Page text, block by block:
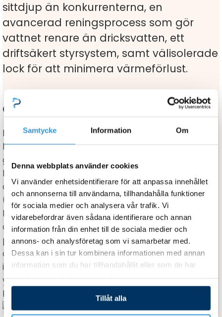
Samtycke Information Om
Denna webbplats använder cookies
Vi använder enhetsidentifierare för att anpassa innehållet
och annonserna till användarna, tillhandahålla funktioner
för sociala medier och analysera vår trafik. Vi
vidarebefordrar även sådana identifierare och annan
information från din enhet till de sociala medier och
annons- och analysföretag som vi samarbetar med.
Dessa kan i sin tur kombinera informationen med annan
information som du har tillhandahållit eller som de har
Tillåt alla
sittdjup än konkurrenterna, en
avancerad reningsprocess som gör
vattnet renare än dricksvatten, ett
driftsäkert styrsystem, samt välisolerade
lock för att minimera värmeförlust.
CE-märkta och testade spabad
I linje med sin strävan efter kvalitet och säkerhet
har Viskan Spa genomgått omfattande tester och
godkännanden för den europeiska marknaden.
Deras produkter är CE-märkta, vilket innebär att
de uppfyller alla väsentliga krav i EU:s EMC-direktiv
(2014/30/EU) för elektromagnetisk kompatibilitet.
Detta inkluderar strikta krav på säkerhet, hälsa,
och miljöskydd. Tester utförda vid Statens
provningsanstalt bekräftar att Viskans spabad
överensstämmer med gränserna för emission och
immunitet som sätts i EMC-direktivet, vilket
ytterligare styrker företagets engagemang för
kvalitet och tillförlitlighet.